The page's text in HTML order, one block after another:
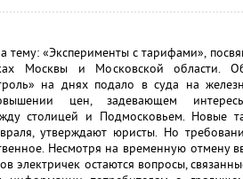
тему: «Эксперименты с тарифами»,
Москвы и Московской области.
на днях подало в суда на
цен, задевающем
столицей и Подмосковьем. Новые
утверждают юристы. Но
Несмотря на временную отмену
электричек остаются вопросы,